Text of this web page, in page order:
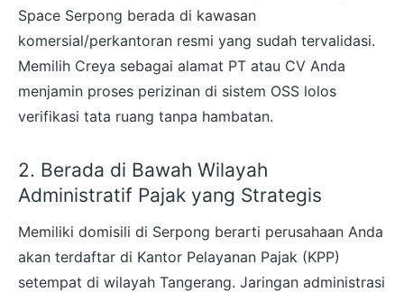
Space Serpong berada di kawasan
komersial/perkantoran resmi yang sudah tervalidasi.
Memilih Creya sebagai alamat PT atau CV Anda
menjamin proses perizinan di sistem OSS lolos
verifikasi tata ruang tanpa hambatan.
2. Berada di Bawah Wilayah
Administratif Pajak yang Strategis
Memiliki domisili di Serpong berarti perusahaan Anda
akan terdaftar di Kantor Pelayanan Pajak (KPP)
setempat di wilayah Tangerang. Jaringan administrasi